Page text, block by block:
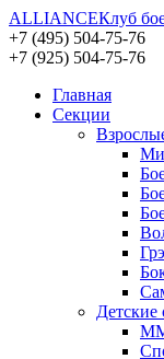
ALLIANCEКлуб
+7 (495) 504-75-76
+7 (925) 504-75-76
Главная
Секции
Детские